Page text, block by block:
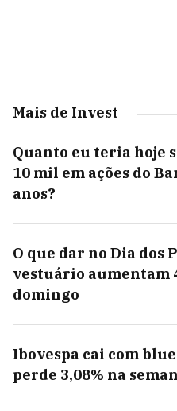
Mais de Invest
Quanto eu teria hoje
10 mil em ações do
anos?
O que dar no Dia dos
vestuário aumentam
domingo
Ibovespa cai com
perde 3,08% na